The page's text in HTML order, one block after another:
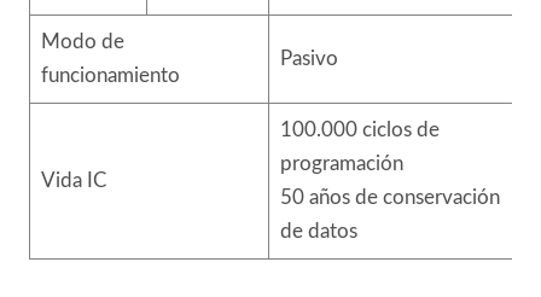
Modo de
funcionamiento
Pasivo
Vida IC
100.000 ciclos de
programación
50 años de conservación
de datos